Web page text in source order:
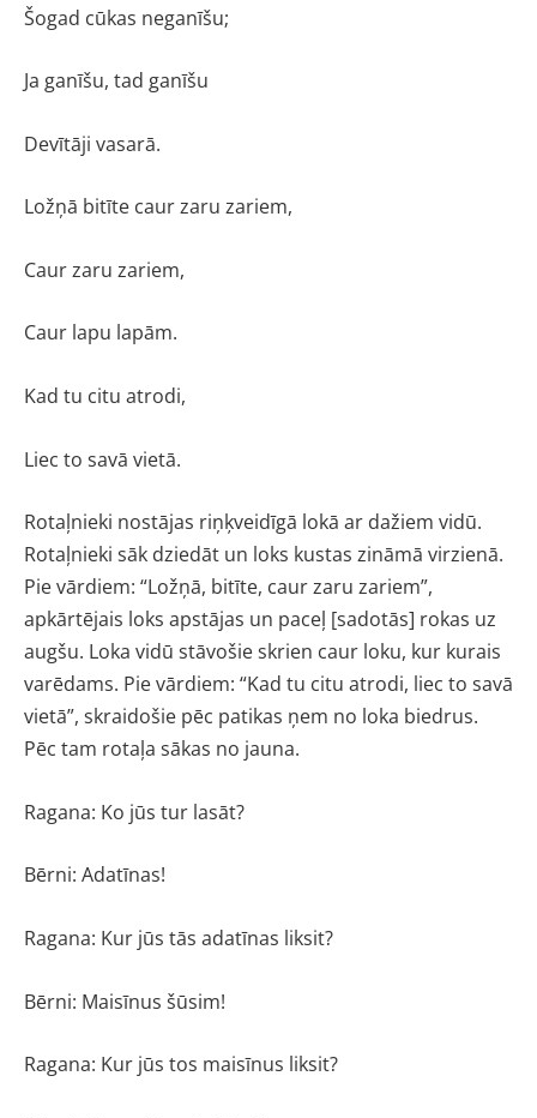
Šogad cūkas neganīšu;
Ja ganīšu, tad ganīšu
Devītāji vasarā.
Ložņā bitīte caur zaru zariem,
Caur zaru zariem,
Caur lapu lapām.
Kad tu citu atrodi,
Liec to savā vietā.
Rotaļnieki nostājas riņķveidīgā lokā ar dažiem vidū.
Rotaļnieki sāk dziedāt un loks kustas zināmā virzienā.
Pie vārdiem: “Ložņā, bitīte, caur zaru zariem”,
apkārtējais loks apstājas un paceļ [sadotās] rokas uz
augšu. Loka vidū stāvošie skrien caur loku, kur kurais
varēdams. Pie vārdiem: “Kad tu citu atrodi, liec to savā
vietā”, skraidošie pēc patikas ņem no loka biedrus.
Pēc tam rotaļa sākas no jauna.
Ragana: Ko jūs tur lasāt?
Bērni: Adatīnas!
Ragana: Kur jūs tās adatīnas liksit?
Bērni: Maisīnus šūsim!
Ragana: Kur jūs tos maisīnus liksit?